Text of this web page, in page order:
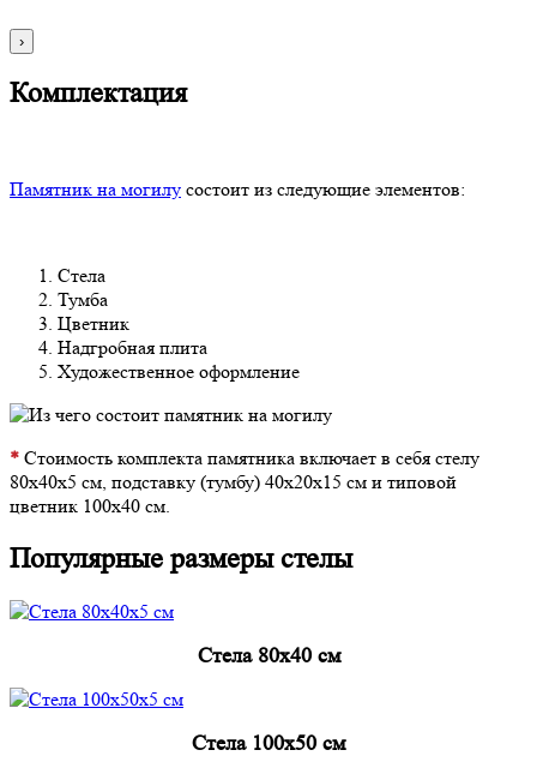
›
Комплектация
Памятник на могилу состоит из следующие элементов:
Стела
Тумба
Цветник
Надгробная плита
Художественное оформление
* Стоимость комплекта памятника включает в себя стелу
80х40х5 см, подставку (тумбу) 40х20х15 см и типовой
цветник 100х40 см.
Популярные размеры стелы
Cтела 80x40 см
Cтела 100x50 см